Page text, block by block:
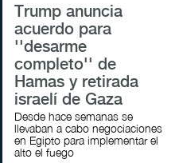
Trump anuncia
acuerdo para
''desarme
completo'' de
Hamas y retirada
israelí de Gaza
Desde hace semanas se
llevaban a cabo negociaciones
en Egipto para implementar el
alto el fuego